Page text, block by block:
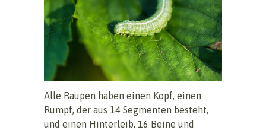
Alle Raupen haben einen Kopf, einen
Rumpf, der aus 14 Segmenten besteht,
und einen Hinterleib, 16 Beine und